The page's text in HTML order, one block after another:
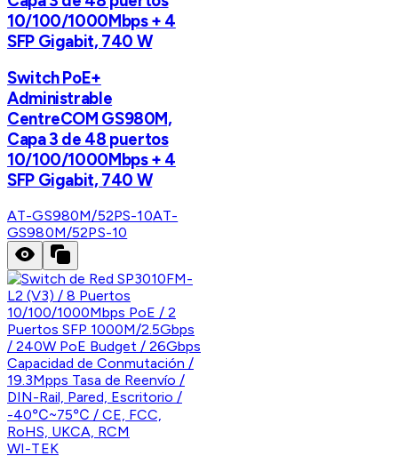
10/100/1000Mbps + 4
SFP Gigabit, 740 W
Switch PoE+
Administrable
CentreCOM GS980M,
Capa 3 de 48 puertos
10/100/1000Mbps + 4
SFP Gigabit, 740 W
AT-GS980M/52PS-10AT-
GS980M/52PS-10
WI-TEK